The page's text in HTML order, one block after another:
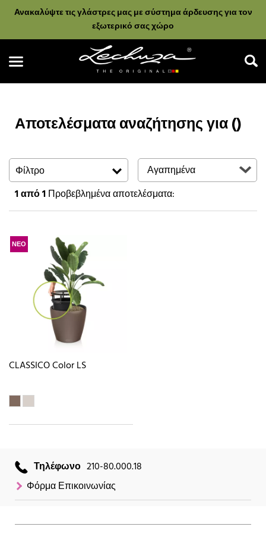
Ανακαλύψτε τις γλάστρες μας με σύστημα άρδευσης για τον
εξωτερικό σας χώρο
Αποτελέσματα αναζήτησης για ()
Φίλτρο
1από 1Προβεβλημένα αποτελέσματα:
ΝΕΟ
CLASSICO Color LS
Τηλέφωνο 210-80.000.18
Φόρμα Επικοινωνίας